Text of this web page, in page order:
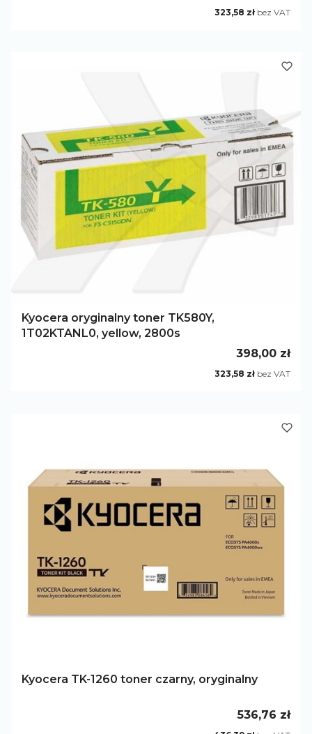
Cena
323,58 zł bez VAT
Kyocera oryginalny toner TK580Y,
1T02KTANL0, yellow, 2800s
Cena
398,00 zł
Cena
323,58 zł bez VAT
Kyocera TK-1260 toner czarny, oryginalny
Cena
536,76 zł